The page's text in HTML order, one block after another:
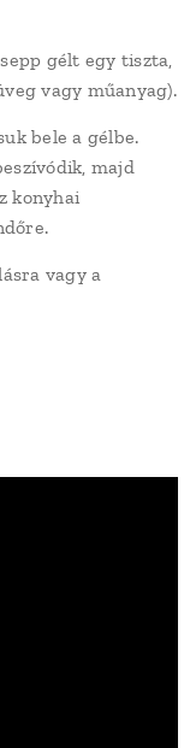
gélt egy tiszta,
vagy műanyag).
bele a gélbe.
majd
konyhai
vagy a